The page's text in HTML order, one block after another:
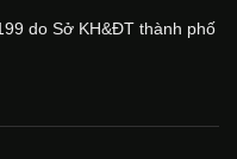
do Sở KH&ĐT thành phố